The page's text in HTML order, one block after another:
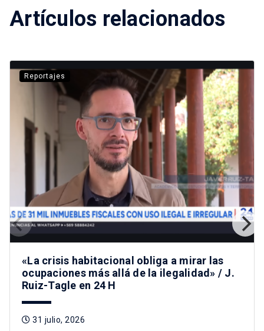
Artículos relacionados
Reportajes
«La crisis habitacional obliga a mirar las
ocupaciones más allá de la ilegalidad» / J.
Ruiz-Tagle en 24 H
31 julio, 2026